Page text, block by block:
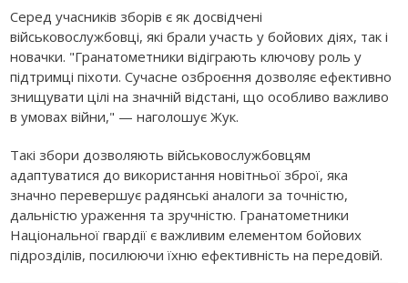
Серед учасників зборів є як досвідчені
військовослужбовці, які брали участь у бойових діях, так і
новачки. "Гранатометники відіграють ключову роль у
підтримці піхоти. Сучасне озброєння дозволяє ефективно
знищувати цілі на значній відстані, що особливо важливо
в умовах війни," — наголошує Жук.
Такі збори дозволяють військовослужбовцям
адаптуватися до використання новітньої зброї, яка
значно перевершує радянські аналоги за точністю,
дальністю ураження та зручністю. Гранатометники
Національної гвардії є важливим елементом бойових
підрозділів, посилюючи їхню ефективність на передовій.